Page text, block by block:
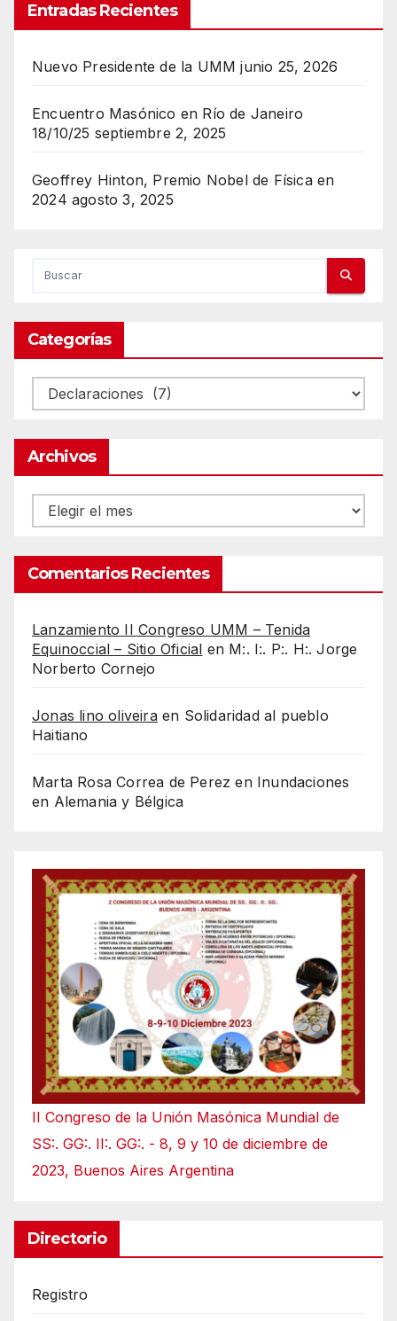
Entradas Recientes
Nuevo Presidente de la UMM junio 25, 2026
Encuentro Masónico en Río de Janeiro
18/10/25 septiembre 2, 2025
Geoffrey Hinton, Premio Nobel de Física en
2024 agosto 3, 2025
Categorías
Categorías
Archivos
Archivos
Comentarios Recientes
Lanzamiento II Congreso UMM – Tenida
Equinoccial – Sitio Oficial en M:. I:. P:. H:. Jorge
Norberto Cornejo
Jonas lino oliveiraen Solidaridad al pueblo
Haitiano
Marta Rosa Correa de Perez en Inundaciones
en Alemania y Bélgica
II Congreso de la Unión Masónica Mundial de
SS:. GG:. II:. GG:. - 8, 9 y 10 de diciembre de
2023, Buenos Aires Argentina
Directorio
Registro